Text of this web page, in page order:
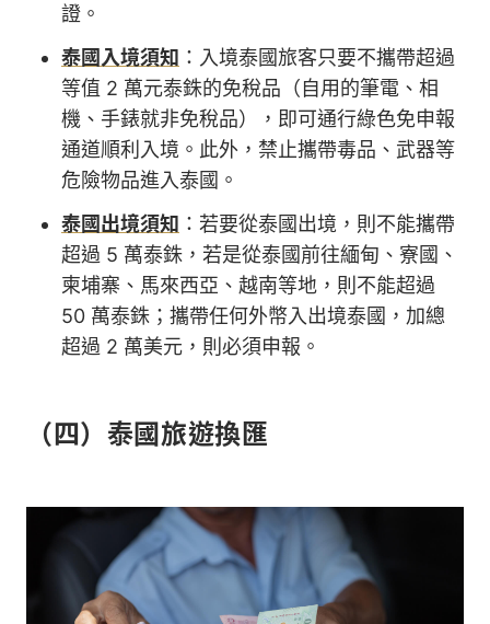
證。
泰國入境須知 ：入境泰國旅客只要不攜帶超過
等值 2 萬元泰銖的免稅品（自用的筆電、相
機、手錶就非免稅品），即可通行綠色免申報
通道順利入境。此外，禁止攜帶毒品、武器等
危險物品進入泰國。
泰國出境須知 ：若要從泰國出境，則不能攜帶
超過 5 萬泰銖，若是從泰國前往緬甸、寮國、
柬埔寨、馬來西亞、越南等地，則不能超過
50 萬泰銖；攜帶任何外幣入出境泰國，加總
超過 2 萬美元，則必須申報。
（四）泰國旅遊換匯